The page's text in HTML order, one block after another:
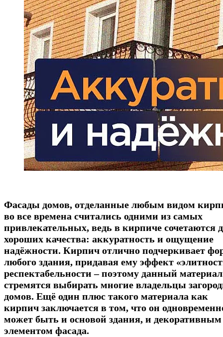
Фасады домов, отделанные любым видом
во все времена считались одними из самых
привлекательных, ведь в кирпиче сочетаются
хороших качества: аккуратность и ощущение
надёжности. Кирпич отлично подчеркивает
любого здания, придавая ему эффект
респектабельности – поэтому данный материал
стремятся выбирать многие владельцы
домов. Ещё один плюс такого материала как
кирпич заключается в том, что он
может быть и основой здания, и декоративным
элементом фасада.